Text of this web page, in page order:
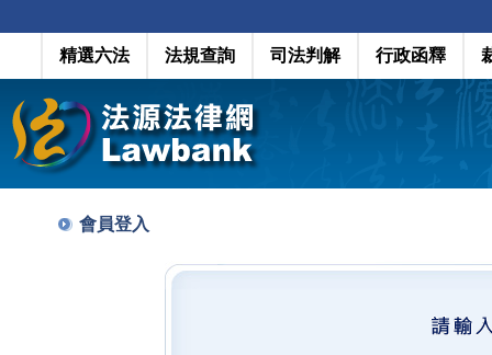
精選六法 法規查詢 司法判解 行政函釋
會員登入